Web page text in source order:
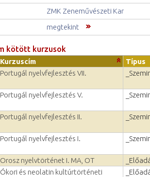
ZMK Zeneművészeti Kar
megtekint
kötött kurzusok
Kurzuscím
Típus
Portugál nyelvfejlesztés VII.
Portugál nyelvfejlesztés V.
Portugál nyelvfejlesztés II.
Portugál nyelvfejlesztés I.
Orosz nyelvtörténet I. MA, OT
Ókori és neolatin kultúrtörténeti